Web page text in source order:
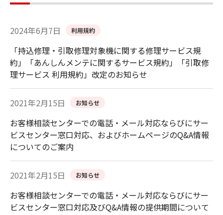
2024年6月7日 利用規約
「持込修理・引取修理対象機に関する修理サービス規
約」「あんしんメンテに関するサービス規約」「引取修
理サービス 利用規約」改定のお知らせ
2021年2月15日 お知らせ
お客様相談センターでの電話・メール対応ならびにサー
ビスセンター窓口対応、およびホームページのQ&A情報
についてのご案内
2021年2月15日 お知らせ
お客様相談センターでの電話・メール対応ならびにサー
ビスセンター窓口対応及びQ&A情報の提供期間について